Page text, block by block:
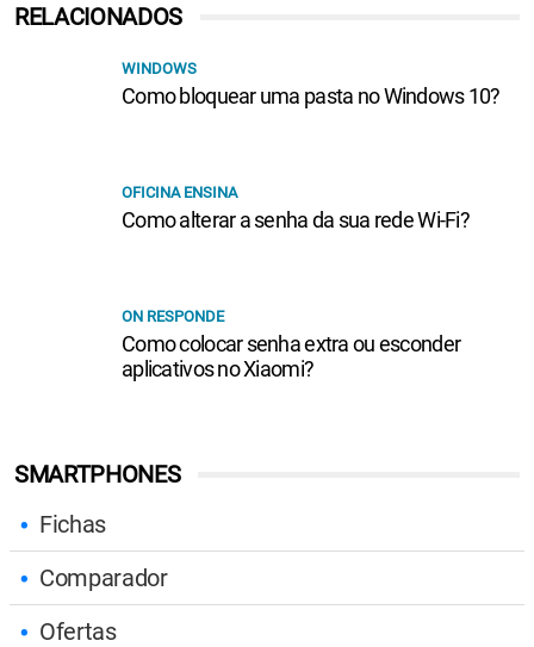
SMARTPHONES
Fichas
Comparador
Ofertas
RELACIONADOS
WINDOWS
Como bloquear uma pasta no Windows 10?
OFICINA ENSINA
Como alterar a senha da sua rede Wi-Fi?
ON RESPONDE
Como colocar senha extra ou esconder
aplicativos no Xiaomi?